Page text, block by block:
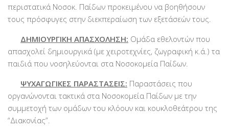
περιστατικά Νοσοκ. Παίδων προκειμένου να βοηθήσουν
τους πρόσφυγες στην διεκπεραίωση των εξετάσεών τους.
ΔΗΜΙΟΥΡΓΙΚΗ ΑΠΑΣΧΟΛΗΣΗ: Ομάδα εθελοντών που
απασχολεί δημιουργικά (με χειροτεχνίες, ζωγραφική κ.ά.) τα
παιδιά που νοσηλεύονται στα Νοσοκομεία Παίδων.
ΨΥΧΑΓΩΓΙΚΕΣ ΠΑΡΑΣΤΑΣΕΙΣ: Παραστάσεις που
οργανώνονται τακτικά στα Νοσοκομεία Παίδων με την
συμμετοχή των ομάδων του κλόουν και κουκλοθεάτρου της
“Διακονίας”.